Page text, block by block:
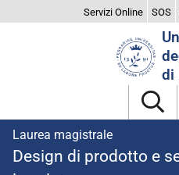
Servizi Online SOS
di
Laurea magistrale
Design di prodotto e